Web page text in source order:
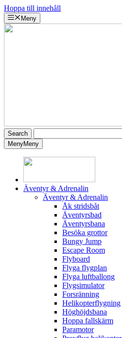
Hoppa till innehåll
Meny
MenyMeny
Äventyr & Adrenalin
Äventyr & Adrenalin
Åk stridsbåt
Äventyrsbad
Äventyrsbana
Besöka grottor
Bungy Jump
Escape Room
Flyboard
Flyga flygplan
Flyga luftballong
Flygsimulator
Forsränning
Helikopterflygning
Höghöjdsbana
Hoppa fallskärm
Paramotor